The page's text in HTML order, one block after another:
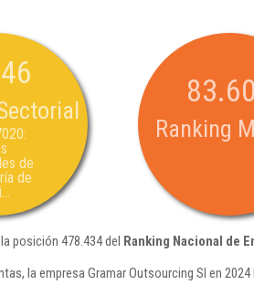
de
de
Ranking
posición 478.434 del Ranking Nacional de
la empresa Gramar Outsourcing Sl en